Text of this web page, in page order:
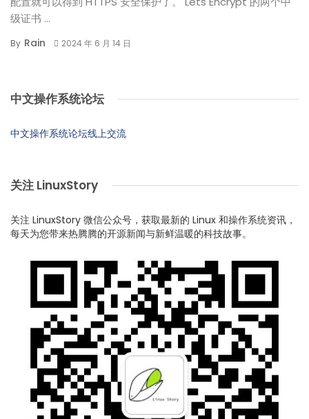
级证书 ...
By Rain 2024 年 6 月 14 日
中文操作系统论坛
中文操作系统论坛线上交流
关注 LinuxStory
关注 LinuxStory 微信公众号，获取最新的 Linux 和操作系统资讯，
每天为您带来热腾腾的开源新闻与新鲜温暖的科技故事。